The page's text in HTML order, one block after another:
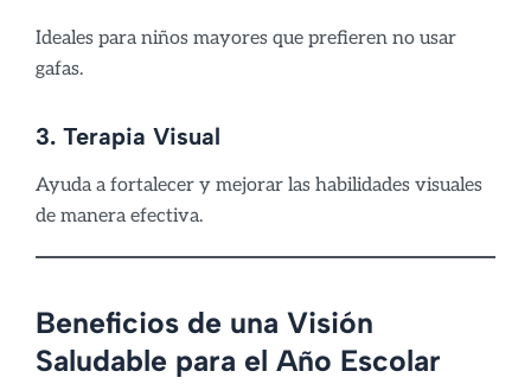
Ideales para niños mayores que prefieren no usar
gafas.
3. Terapia Visual
Ayuda a fortalecer y mejorar las habilidades visuales
de manera efectiva.
Beneficios de una Visión
Saludable para el Año Escolar